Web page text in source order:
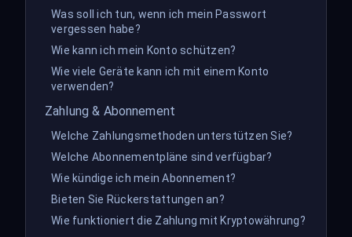
Was soll ich tun, wenn ich mein Passwort
vergessen habe?
Wie kann ich mein Konto schützen?
Wie viele Geräte kann ich mit einem Konto
verwenden?
Zahlung & Abonnement
Welche Zahlungsmethoden unterstützen Sie?
Welche Abonnementpläne sind verfügbar?
Wie kündige ich mein Abonnement?
Bieten Sie Rückerstattungen an?
Wie funktioniert die Zahlung mit Kryptowährung?